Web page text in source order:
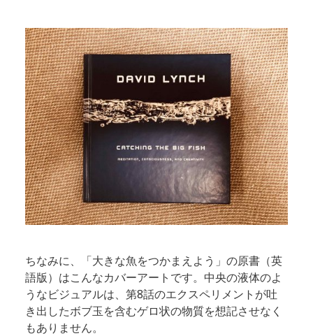
ちなみに、「大きな魚をつかまえよう」の原書（英
語版）はこんなカバーアートです。中央の液体のよ
うなビジュアルは、第8話のエクスペリメントが吐
き出したボブ玉を含むゲロ状の物質を想記させなく
もありません。